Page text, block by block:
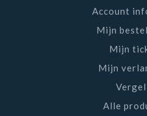
Account
Mijn
Mijn
Mijn
Alle